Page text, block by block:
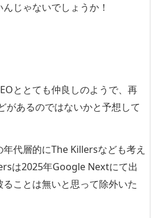
じゃないでしょうか！
ととても仲良しのようで、再
があるのではないかと予想して
代層的にThe Killersなども考え
は2025年Google Nextにて出
ことは無いと思って除外いた